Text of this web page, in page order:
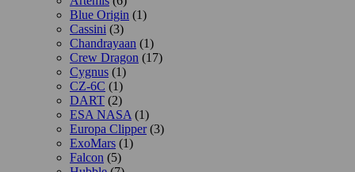
Blue Origin (1)
Cassini (3)
Chandrayaan (1)
Crew Dragon (17)
Cygnus (1)
CZ-6C (1)
DART (2)
ESA NASA (1)
Europa Clipper(3)
ExoMars (1)
Falcon (5)